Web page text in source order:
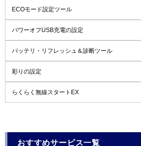
ECOモード設定ツール
パワーオフUSB充電の設定
バッテリ・リフレッシュ＆診断ツール
彩りの設定
らくらく無線スタートEX
おすすめサービス一覧